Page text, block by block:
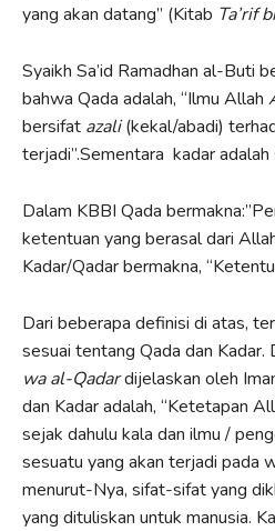
yang akan datang” (Kitab Ta’rif
Syaikh Sa’id Ramadhan al-Buti
bahwa Qada adalah, “Ilmu Allah
bersifat azali(kekal/abadi)
terjadi”.Sementara kadar adalah
Dalam KBBI Qada
ketentuan yang berasal dari
Kadar/Qadar bermakna,
Dari beberapa definisi di atas,
sesuai tentang Qada dan Kadar.
wa al-Qadardijelaskan oleh
dan Kadar adalah, “Ketetapan
sejak dahulu kala dan ilmu /
sesuatu yang akan terjadi pada
menurut-Nya, sifat-sifat yang
yang dituliskan untuk manusia.